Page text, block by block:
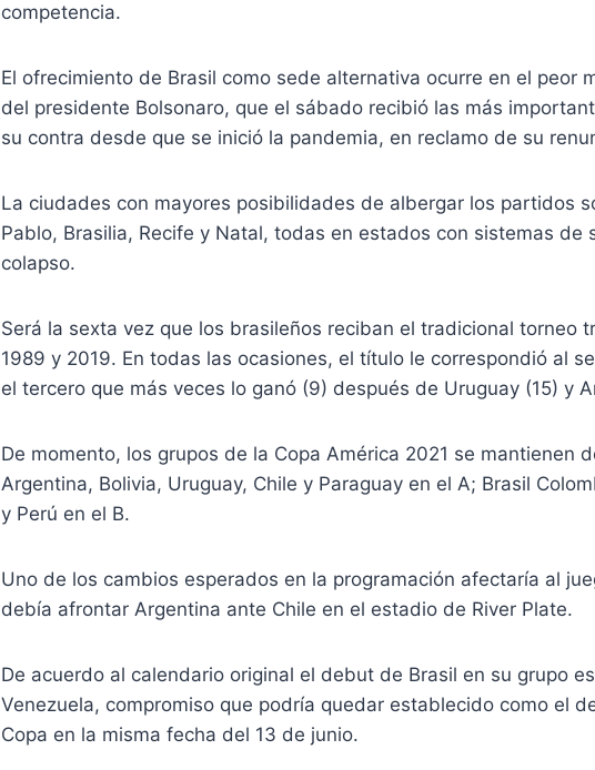
competencia.
El ofrecimiento de Brasil como sede alternativa ocurre en el peor
del presidente Bolsonaro, que el sábado recibió las más
su contra desde que se inició la pandemia, en reclamo de su
La ciudades con mayores posibilidades de albergar los partidos
Pablo, Brasilia, Recife y Natal, todas en estados con sistemas de
colapso.
Será la sexta vez que los brasileños reciban el tradicional torneo
1989 y 2019. En todas las ocasiones, el título le correspondió al
el tercero que más veces lo ganó (9) después de Uruguay (15) y
De momento, los grupos de la Copa América 2021 se mantienen
Argentina, Bolivia, Uruguay, Chile y Paraguay en el A; Brasil
y Perú en el B.
Uno de los cambios esperados en la programación afectaría al
debía afrontar Argentina ante Chile en el estadio de River Plate.
De acuerdo al calendario original el debut de Brasil en su grupo
Venezuela, compromiso que podría quedar establecido como el
Copa en la misma fecha del 13 de junio.